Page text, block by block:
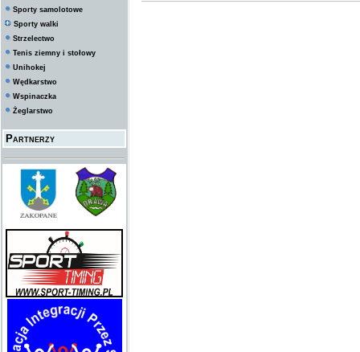
Sporty samolotowe
Sporty walki
Strzelectwo
Tenis ziemny i stołowy
Unihokej
Wędkarstwo
Wspinaczka
Żeglarstwo
Partnerzy